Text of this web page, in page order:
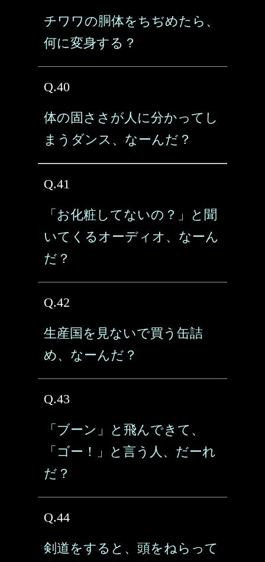
チワワの胴体をちぢめたら、
何に変身する？
Q.40
体の固ささが人に分かってし
まうダンス、なーんだ？
Q.41
「お化粧してないの？」と聞
いてくるオーディオ、なーん
だ？
Q.42
生産国を見ないで買う缶詰
め、なーんだ？
Q.43
「ブーン」と飛んできて、
「ゴー！」と言う人、だーれ
だ？
Q.44
剣道をすると、頭をねらって